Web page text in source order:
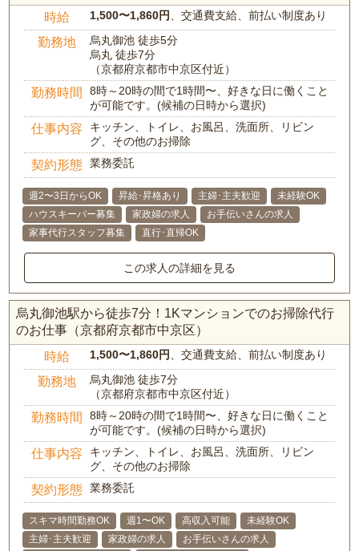
時給 1,500〜1,860円、交通費支給、前払い制度あり
勤務地
烏丸御池 徒歩5分
烏丸 徒歩7分
（京都府京都市中京区付近）
勤務時間
8時～20時の間で1時間〜、好きな日に働くこと
が可能です。(候補の日時から選択)
仕事内容
キッチン、トイレ、お風呂、洗面所、リビン
グ、その他のお掃除
契約形態 業務委託
週2〜3日からOK 昇給･昇格あり 主婦･主夫歓迎
未経験OK
ハウスキーパー募集
家政婦の求人
お手伝いさんの求人
家事代行スタッフ募集
直行･直帰OK
この求人の詳細を見る
烏丸御池駅から徒歩7分！1Kマンションでのお掃除代行
のお仕事（京都府京都市中京区）
時給 1,500〜1,860円、交通費支給、前払い制度あり
勤務地
烏丸御池 徒歩7分
（京都府京都市中京区付近）
勤務時間
8時～20時の間で1時間〜、好きな日に働くこと
が可能です。(候補の日時から選択)
仕事内容
キッチン、トイレ、お風呂、洗面所、リビン
グ、その他のお掃除
契約形態 業務委託
スキマ時間勤務OK 週1〜OK 高収入可能
未経験OK
主婦･主夫歓迎
家政婦の求人
お手伝いさんの求人